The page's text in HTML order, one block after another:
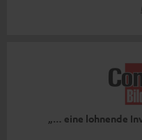
„… eine lohnende